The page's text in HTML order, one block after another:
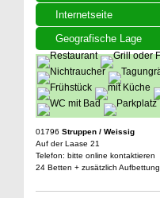
Internetseite
Geografische Lage
01796 Struppen / Weissig
Auf der Laase 21
Telefon: bitte online kontaktieren
24 Betten + zusätzlich Aufbettung